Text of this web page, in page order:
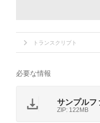
トランスクリプト
必要な情報
サンプルフ
ZIP: 122MB